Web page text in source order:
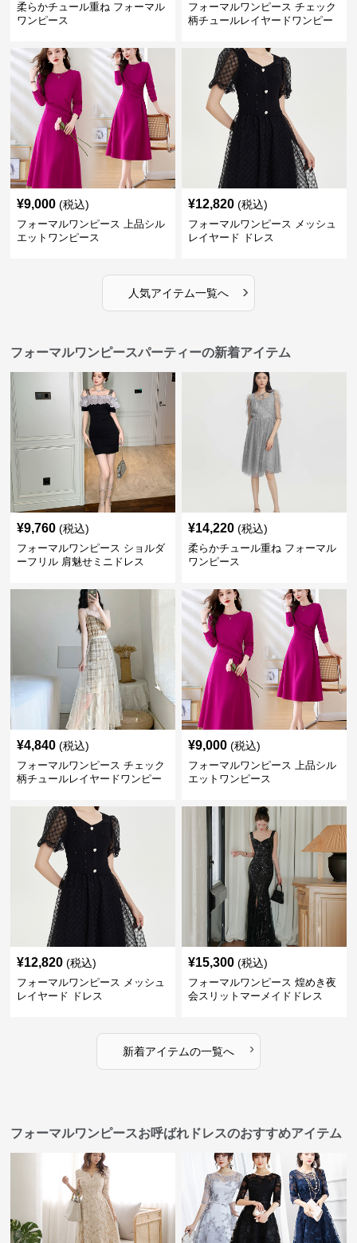
柔らかチュール重ね フォーマル
ワンピース
フォーマルワンピース チェック
柄チュールレイヤードワンピー
¥9,000 (税込)
フォーマルワンピース 上品シル
エットワンピース
¥12,820 (税込)
フォーマルワンピース メッシュ
レイヤード ドレス
人気アイテム一覧へ ›
フォーマルワンピースパーティーの新着アイテム
¥9,760 (税込)
フォーマルワンピース ショルダ
ーフリル 肩魅せミニドレス
¥14,220 (税込)
柔らかチュール重ね フォーマル
ワンピース
¥4,840 (税込)
フォーマルワンピース チェック
柄チュールレイヤードワンピー
¥9,000 (税込)
フォーマルワンピース 上品シル
エットワンピース
¥12,820 (税込)
フォーマルワンピース メッシュ
レイヤード ドレス
¥15,300 (税込)
フォーマルワンピース 煌めき夜
会スリットマーメイドドレス
新着アイテムの一覧へ ›
フォーマルワンピースお呼ばれドレスのおすすめアイテム